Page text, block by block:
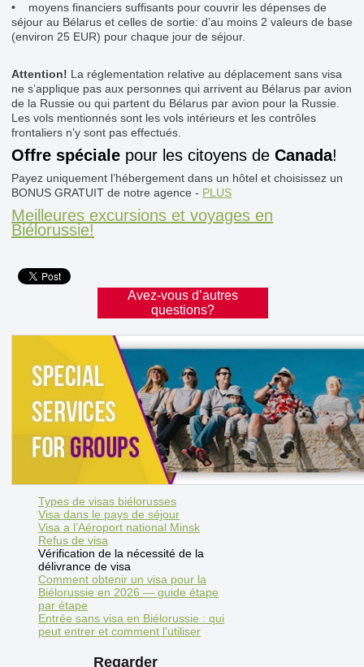
• moyens financiers suffisants pour couvrir les dépenses de
séjour au Bélarus et celles de sortie: d’au moins 2 valeurs de base
(environ 25 EUR) pour chaque jour de séjour.
Attention! La réglementation relative au déplacement sans visa
ne s’applique pas aux personnes qui arrivent au Bélarus par avion
de la Russie ou qui partent du Bélarus par avion pour la Russie.
Les vols mentionnés sont les vols intérieurs et les contrôles
frontaliers n’y sont pas effectués.
Offre spéciale pour les citoyens de Canada!
Payez uniquement l’hébergement dans un hôtel et choisissez un
BONUS GRATUIT de notre agence - PLUS
Meilleures excursions et voyages en
Biélorussie!
Avez-vous d’autres
questions?
Types de visas biélorusses
Visa dans le pays de séjour
Visa a l’Aéroport national Minsk
Refus de visa
Vérification de la nécessité de la
délivrance de visa
Comment obtenir un visa pour la
Biélorussie en 2026 — guide étape
par étape
Entrée sans visa en Biélorussie : qui
peut entrer et comment l’utiliser
Regarder